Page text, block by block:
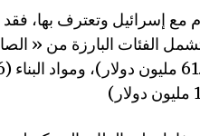
مليون دولار، وتشمل الفئات البارزة